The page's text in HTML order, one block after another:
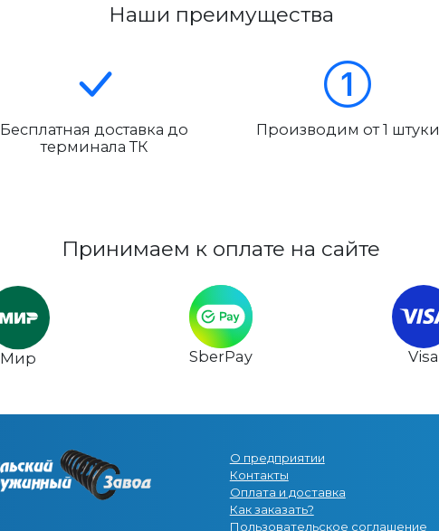
Наши преимущества
Бесплатная доставка до
терминала ТК
Производим от 1 штуки
Принимаем к оплате на сайте
Мир SberPay Visa
О предприятии
Контакты
Оплата и доставка
Как заказать?
Пользовательское соглашение